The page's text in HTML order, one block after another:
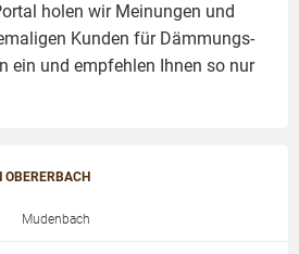
holen wir Meinungen und
Kunden für Dämmungs-
ein und empfehlen Ihnen so nur
OBERERBACH
Mudenbach